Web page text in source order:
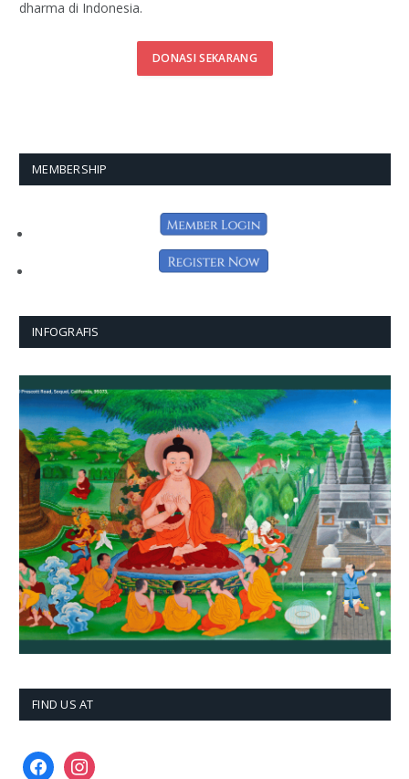
dharma di Indonesia.
DONASI SEKARANG
MEMBERSHIP
INFOGRAFIS
FIND US AT
facebookinstagram